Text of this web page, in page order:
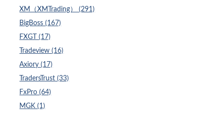
XM（XMTrading） (291)
BigBoss (167)
FXGT (17)
Tradeview (16)
Axiory (17)
TradersTrust (33)
FxPro (64)
MGK (1)